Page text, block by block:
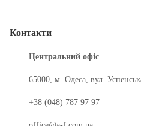
Контакти
Центральний офіс
65000, м. Одеса, вул.
+38 (048) 787 97 97